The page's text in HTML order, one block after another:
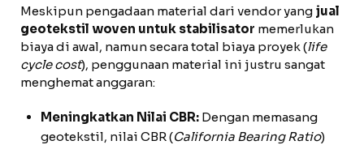
Meskipun pengadaan material dari vendor yang jual
geotekstil woven untuk stabilisator memerlukan
biaya di awal, namun secara total biaya proyek (life
cycle cost), penggunaan material ini justru sangat
menghemat anggaran:
Meningkatkan Nilai CBR: Dengan memasang
geotekstil, nilai CBR (California Bearing Ratio)